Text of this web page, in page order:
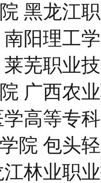
黑龙江
阳理工
芜职业
广西农
高等专
院 包头
林业职